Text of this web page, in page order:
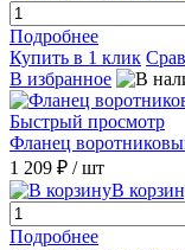
Подробнее
Купить в 1 клик
В избранное
Быстрый просмотр
Фланец
1 209 ₽ / шт
В
Подробнее